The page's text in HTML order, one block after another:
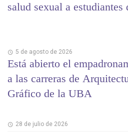
salud sexual a estudiantes
5 de agosto de 2026
Está abierto el
a las carreras de
Gráfico de la UBA
28 de julio de 2026